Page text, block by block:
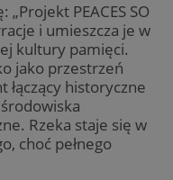
PEACES SO
i umieszcza je w
kultury pamięci.
jako przestrzeń
łączący historyczne
Rzeka staje się w
choć pełnego